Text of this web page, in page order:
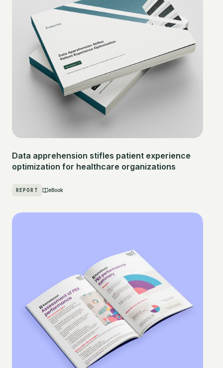
Data apprehension stifles patient experience
optimization for healthcare organizations
REPORT eBook